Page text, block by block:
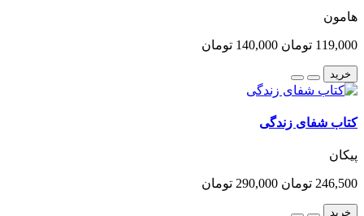
هامون
119,000 تومان 140,000 تومان
خرید
کتاب شفای زندگی
پیکان
246,500 تومان 290,000 تومان
خرید